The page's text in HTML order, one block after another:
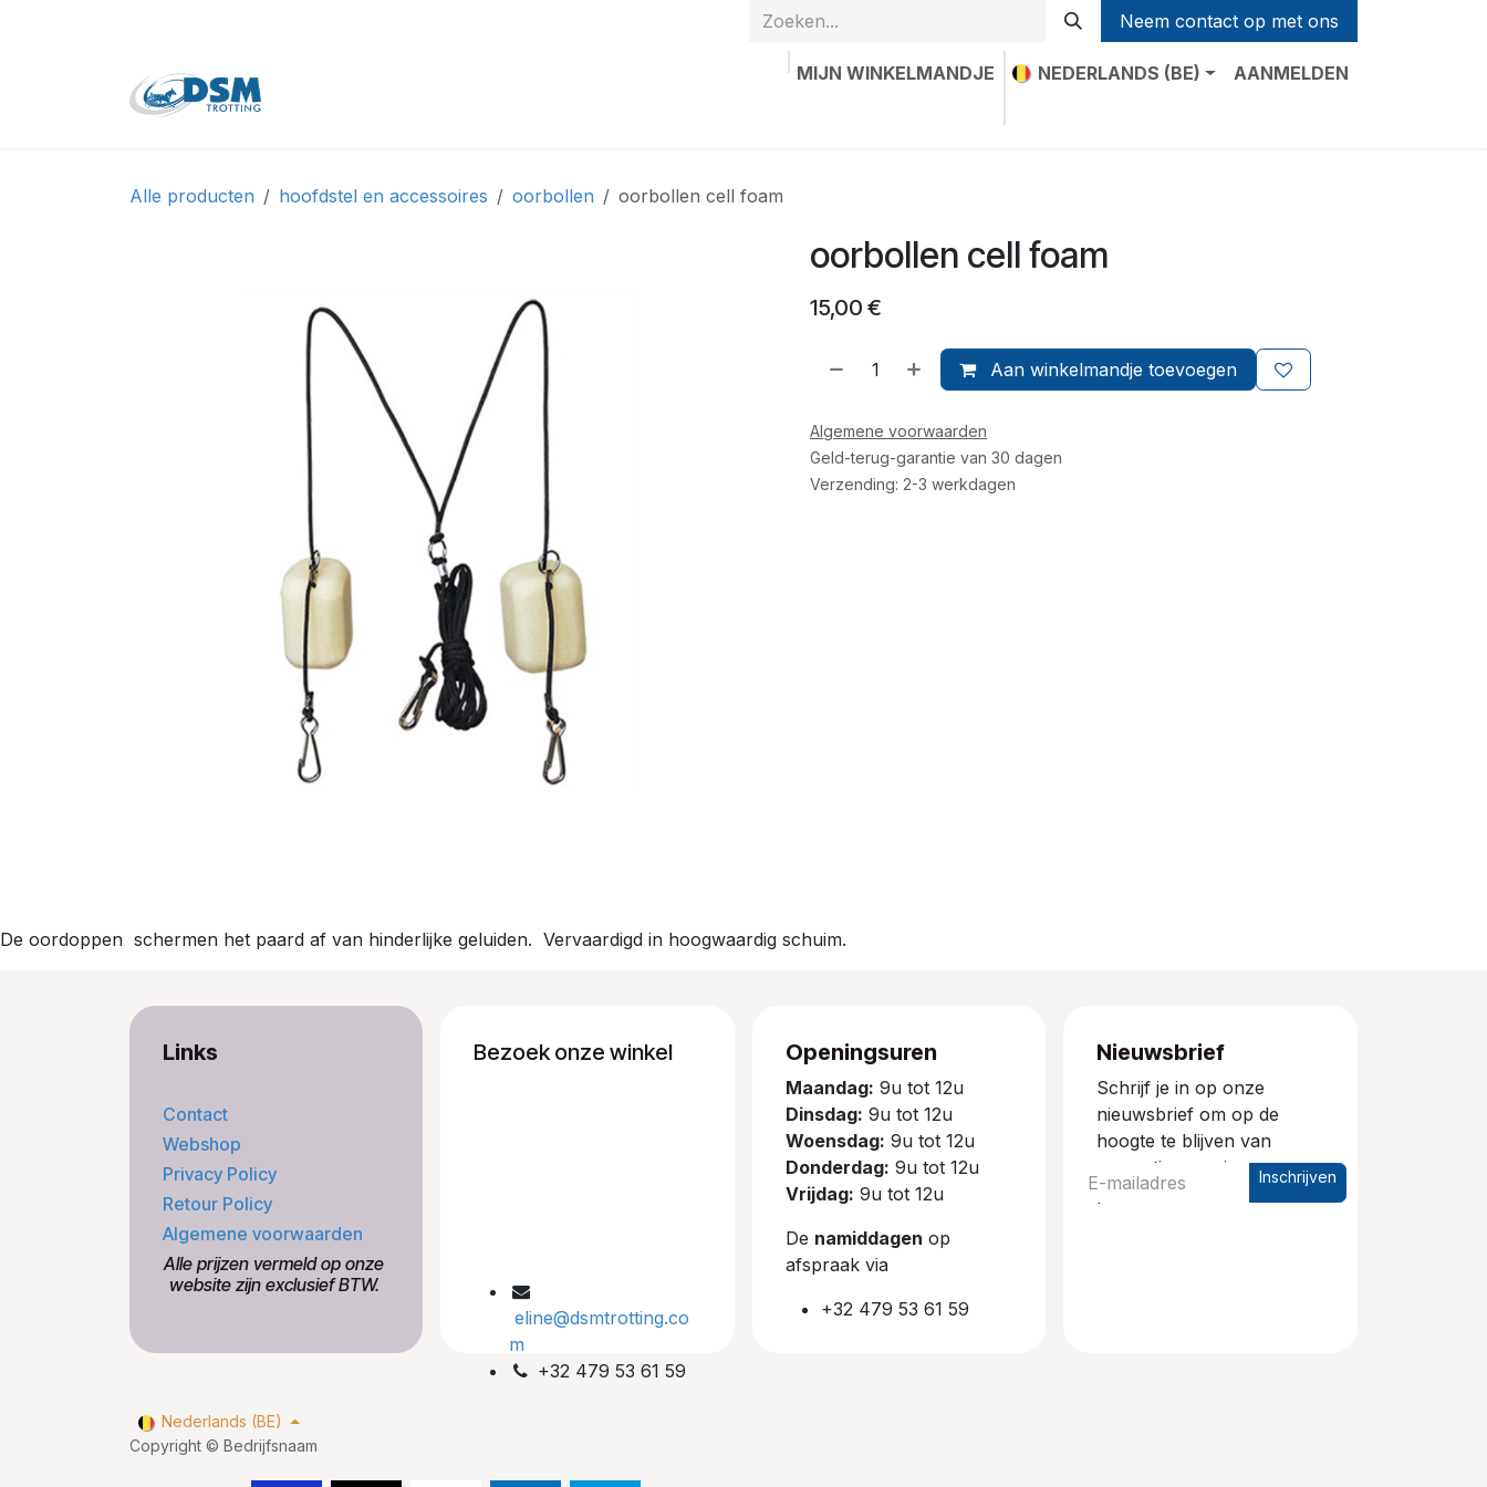
Neem contact op met ons
MIJN WINKELMANDJE NEDERLANDS (BE)
AANMELDEN
Alle producten hoofdstel en accessoires oorbollen oorbollen cell foam
oorbollen cell foam
15,00 €
Aan winkelmandje toevoegen
Algemene voorwaarden
Geld-terug-garantie van 30 dagen
Verzending: 2-3 werkdagen
De oordoppen schermen het paard af van hinderlijke geluiden. Vervaardigd in hoogwaardig schuim.
Links
Contact
Webshop
Privacy Policy
Retour Policy
Algemene voorwaarden
​Alle prijzen vermeld op onze
​website zijn exclusief BTW.
Bezoek onze winkel
eline@dsmtrotting.co
m
+32 479 53 61 59
Openingsuren
Maandag: 9u tot 12u
Dinsdag: 9u tot 12u
Woensdag: 9u tot 12u
Donderdag: 9u tot 12u
Vrijdag: 9u tot 12u
De namiddagen op
afspraak via
+32 479 53 61 59
Nieuwsbrief
Schrijf je in op onze
nieuwsbrief om op de
hoogte te blijven van
promoties en nieuwe
producten.
Inschrijven
Copyright © Bedrijfsnaam
Nederlands (BE)